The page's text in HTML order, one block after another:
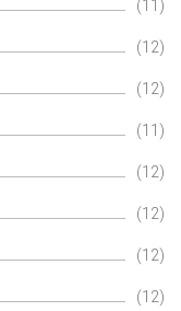
(11)
(12)
(12)
(11)
(12)
(12)
(12)
(12)